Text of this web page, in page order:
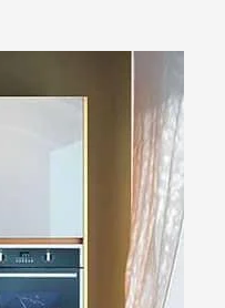
تصميم
مطبخ
مودرن
باستخدام
خامات
عالية
الجودة